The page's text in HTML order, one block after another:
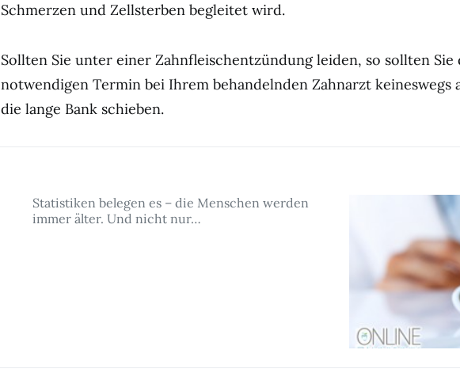
Schmerzen und Zellsterben begleitet wird.
Sollten Sie unter einer Zahnfleischentzündung leiden, so sollten Sie
notwendigen Termin bei Ihrem behandelnden Zahnarzt keineswegs
die lange Bank schieben.
Statistiken belegen es – die Menschen werden
immer älter. Und nicht nur…